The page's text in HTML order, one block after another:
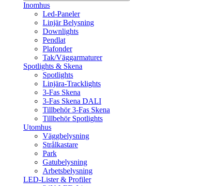
Inomhus
Led-Paneler
Linjär Belysning
Downlights
Pendlat
Plafonder
Tak/Väggarmaturer
Spotlights & Skena
Spotlights
Linjära-Tracklights
3-Fas Skena
3-Fas Skena DALI
Tillbehör 3-Fas Skena
Tillbehör Spotlights
Utomhus
Väggbelysning
Strålkastare
Park
Gatubelysning
Arbetsbelysning
LED-Lister & Profiler